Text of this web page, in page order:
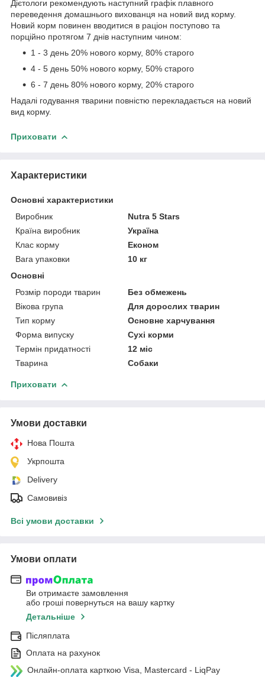
Дієтологи рекомендують наступний графік плавного
переведення домашнього вихованця на новий вид корму.
Новий корм повинен вводитися в раціон поступово та
порційно протягом 7 днів наступним чином:
1 - 3 день 20% нового корму, 80% старого
4 - 5 день 50% нового корму, 50% старого
6 - 7 день 80% нового корму, 20% старого
Надалі годування тварини повністю перекладається на новий
вид корму.
Приховати
Характеристики
Основні характеристики
Виробник
Nutra 5 Stars
Країна виробник
Україна
Клас корму
Економ
Вага упаковки
10 кг
Основні
Розмір породи тварин
Без обмежень
Вікова група
Для дорослих тварин
Тип корму
Основне харчування
Форма випуску
Сухі корми
Термін придатності
12 міс
Тварина
Собаки
Приховати
Умови доставки
Нова Пошта
Укрпошта
Delivery
Самовивіз
Всі умови доставки
Умови оплати
Ви отримаєте замовлення
або гроші повернуться на вашу картку
Детальніше
Післяплата
Оплата на рахунок
Онлайн-оплата карткою Visa, Mastercard - LiqPay